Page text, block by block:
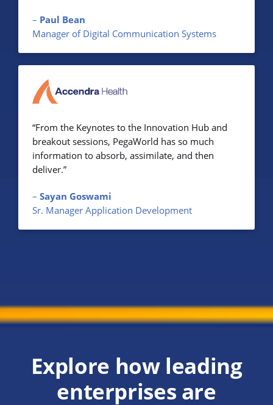
– Paul Bean
Manager of Digital Communication Systems
“From the Keynotes to the Innovation Hub and
breakout sessions, PegaWorld has so much
information to absorb, assimilate, and then
deliver.”
–Sayan Goswami
Sr. Manager Application Development
Explore how leading
enterprises are